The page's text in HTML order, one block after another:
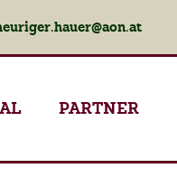
PARTNER